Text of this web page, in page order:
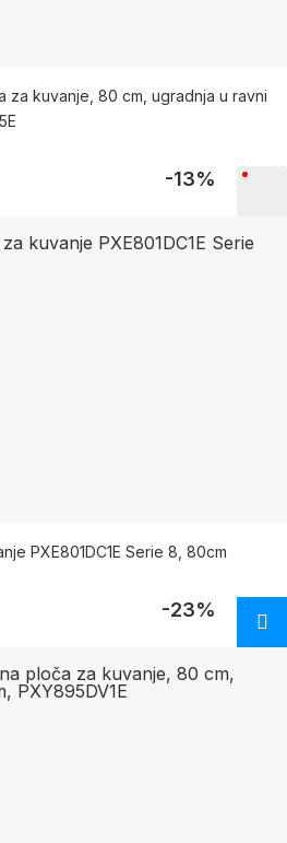
za kuvanje, 80 cm, ugradnja u ravni
-13%
PXE801DC1E Serie 8, 80cm
-23%